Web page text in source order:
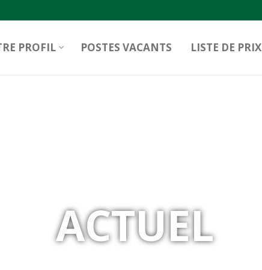
PROFIL POSTES VACANTS LISTE DE PRIX
ACTUEL